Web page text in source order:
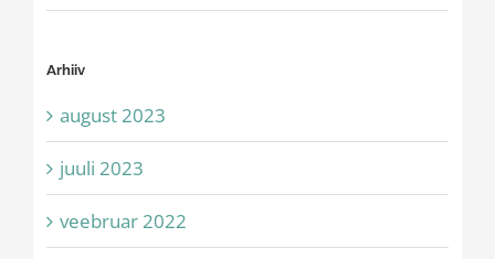
Arhiiv
august 2023
juuli 2023
veebruar 2022